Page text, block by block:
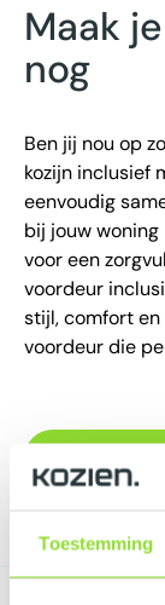
Toestemming
Maak
nog
Ben jij nou op
kozijn inclusief
eenvoudig
bij jouw
voor een
voordeur
stijl, comfort en
voordeur die
Stel